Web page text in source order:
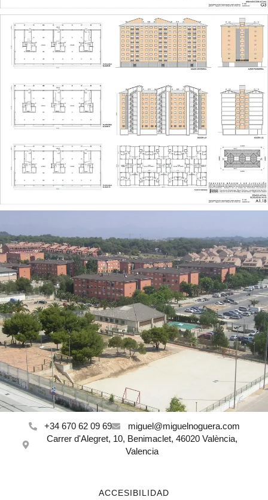
+34 670 62 09 69
miguel@miguelnoguera.com
Carrer d'Alegret, 10, Benimaclet, 46020 València,
Valencia
ACCESIBILIDAD